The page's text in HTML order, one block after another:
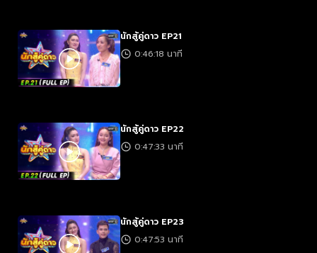
นักสู้คู่ดาว EP21
0:46:18 นาที
นักสู้คู่ดาว EP22
0:47:33 นาที
นักสู้คู่ดาว EP23
0:47:53 นาที